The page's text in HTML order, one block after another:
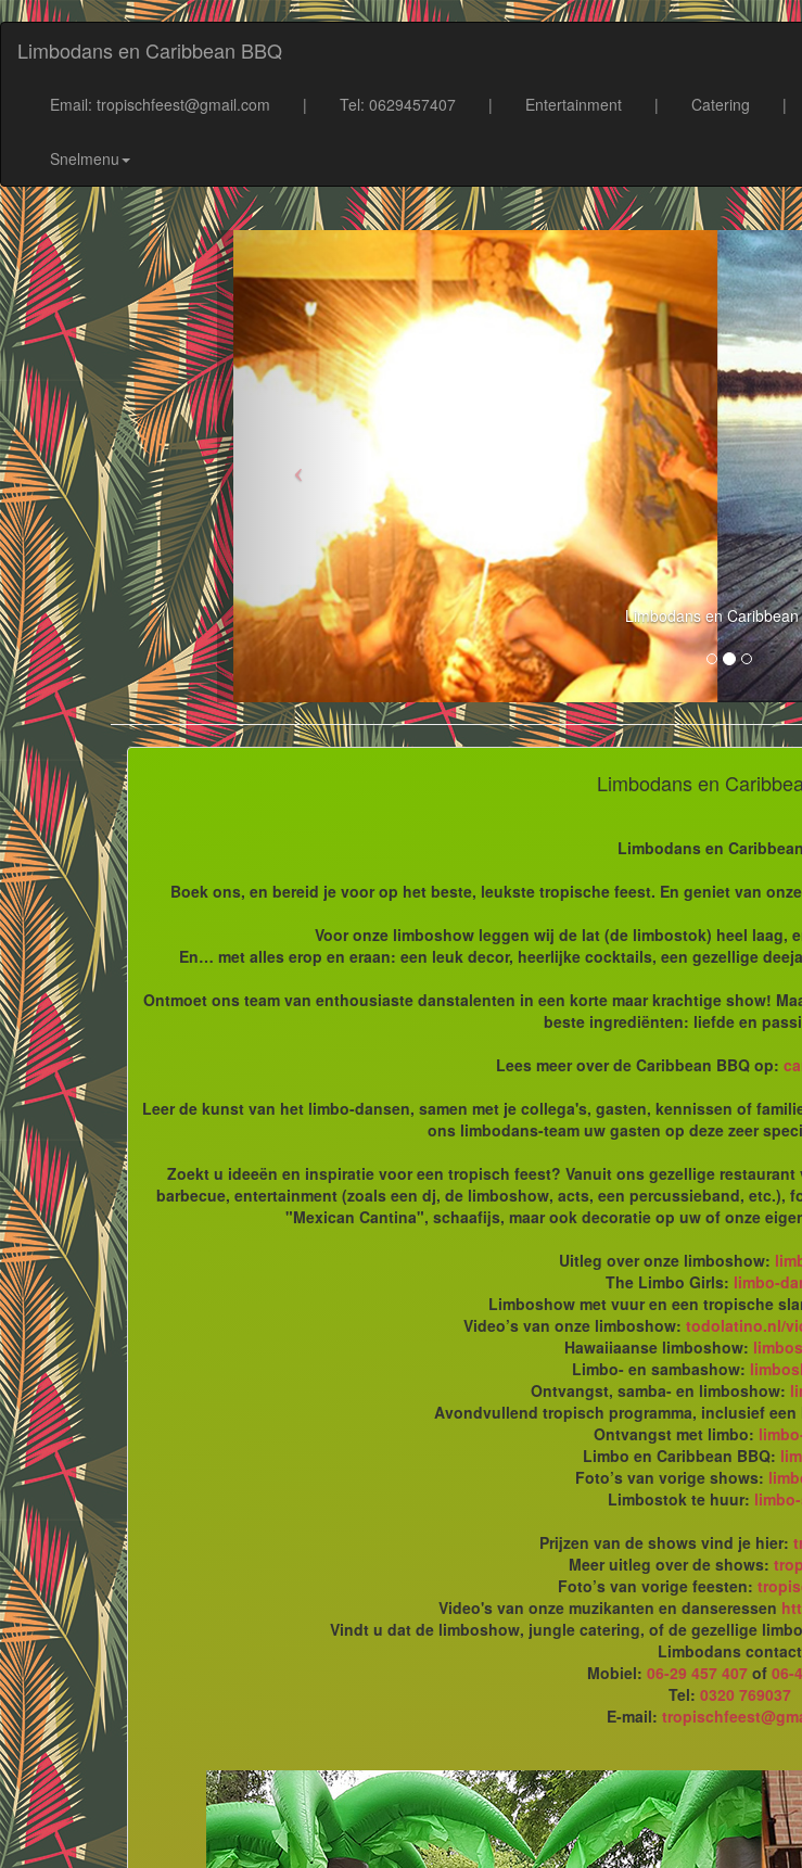
Limbodans en Caribbean BBQ
Email: tropischfeest@gmail.com | Tel: 0629457407 | Entertainment | Catering |
Snelmenu
Limbodans en Caribbean
Limbodans en
Limbodans en
Boek ons, en bereid je voor op het beste, leukste tropische feest. En geniet van
Voor onze limboshow leggen wij de lat (de limbostok) heel laag,
En… met alles erop en eraan: een leuk decor, heerlijke cocktails, een gezellige
Ontmoet ons team van enthousiaste danstalenten in een korte maar krachtige show!
beste ingrediënten: liefde en
Lees meer over de Caribbean BBQ op:
Leer de kunst van het limbo-dansen, samen met je collega's, gasten, kennissen of
ons limbodans-team uw gasten op deze zeer
Zoekt u ideeën en inspiratie voor een tropisch feest? Vanuit ons gezellige
barbecue, entertainment (zoals een dj, de limboshow, acts, een percussieband,
"Mexican Cantina", schaafijs, maar ook decoratie op uw of onze
Uitleg over onze limboshow:
The Limbo Girls: limbo-
Limboshow met vuur en een tropische
Video’s van onze limboshow: todolatino.nl/
Hawaiiaanse limboshow:
Limbo- en sambashow:
Ontvangst, samba- en limboshow:
Avondvullend tropisch programma, inclusief
Ontvangst met limbo:
Limbo en Caribbean BBQ:
Foto’s van vorige shows:
Limbostok te huur:
Prijzen van de shows vind je hier:
Meer uitleg over de shows:
Foto’s van vorige feesten:
Video's van onze muzikanten en danseressen
Vindt u dat de limboshow, jungle catering, of de gezellige
Limbodans contact
Mobiel: 06-29 457 407of 06-
Tel: 0320 769037
E-mail: